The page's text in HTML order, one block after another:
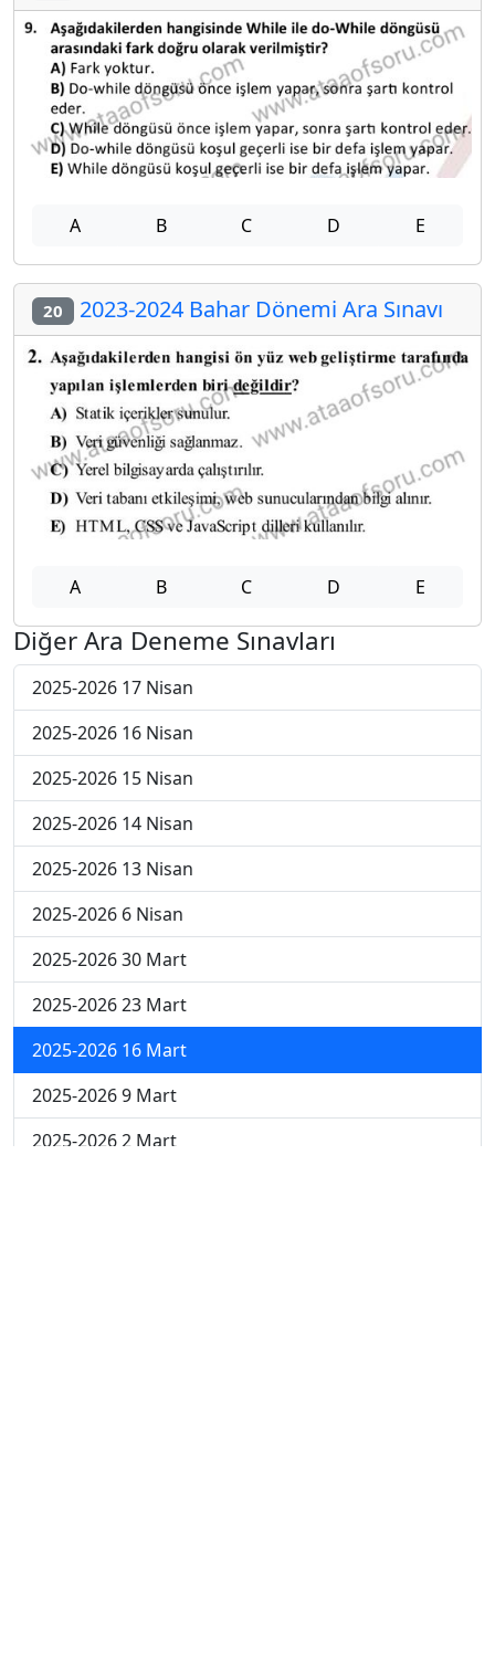
A B C D E
20 2023-2024 Bahar Dönemi Ara Sınavı
A B C D E
Diğer Ara Deneme Sınavları
2025-2026 17 Nisan
2025-2026 16 Nisan
2025-2026 15 Nisan
2025-2026 14 Nisan
2025-2026 13 Nisan
2025-2026 6 Nisan
2025-2026 30 Mart
2025-2026 23 Mart
2025-2026 16 Mart
2025-2026 9 Mart
2025-2026 2 Mart